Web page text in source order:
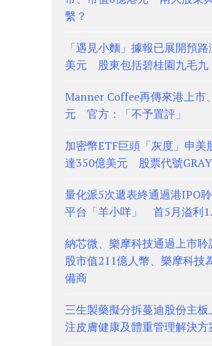
繫？
「遇見小麵」據報已展開預
美元 股東包括碧桂園九毛九
Manner Coffee再傳來港上市
元 官方：「不予置評」
加密幣ETF巨頭「灰度」申美
達350億美元 股票代號GRAY
量化派5次遞表終通過港IPO
平台「羊小咩」 首5月溢利
納芯微、樂摩科技通過上市
股市值211億人幣、樂摩科技
備商
三生製藥擬分拆蔓迪股份主
注皮膚健康及體重管理解決方